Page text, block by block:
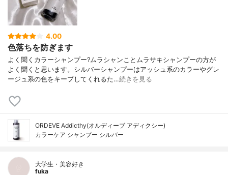
4.00
色落ちを防ぎます
よく聞くカラーシャンプー?ムラシャンことムラサキシャンプーの方が
よく聞くと思います。シルバーシャンプーはアッシュ系のカラーやグレ
ージュ系の色をキープしてくれるた…続きを見る
ORDEVE Addicthy(オルディーブ アディクシー)
カラーケア シャンプー シルバー
大学生・美容好き
fuka